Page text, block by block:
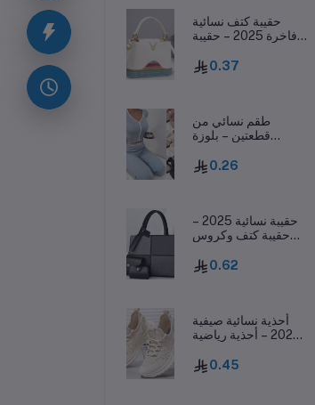
حقيبة كتف نسائية
فاخرة 2025 – حقيبة
واحد0.37
طقم نسائي من
قطعتين – بلوزة
طويل، ملابس نوم
خريفية
0.26
حقيبة نسائية 2025 –
حقيبة كتف وكروس
كبيرة وأسلوب عصري
0.62
أحذية نسائية صيفية
2025 – أحذية رياضية
وخفيفة تسمح بمرور
الهواء
0.45